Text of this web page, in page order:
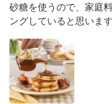
砂糖を使うので、家庭
ングしていると思います